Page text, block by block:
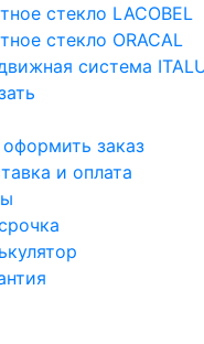
стекло LACOBEL
стекло ORACAL
система
оформить заказ
и оплата